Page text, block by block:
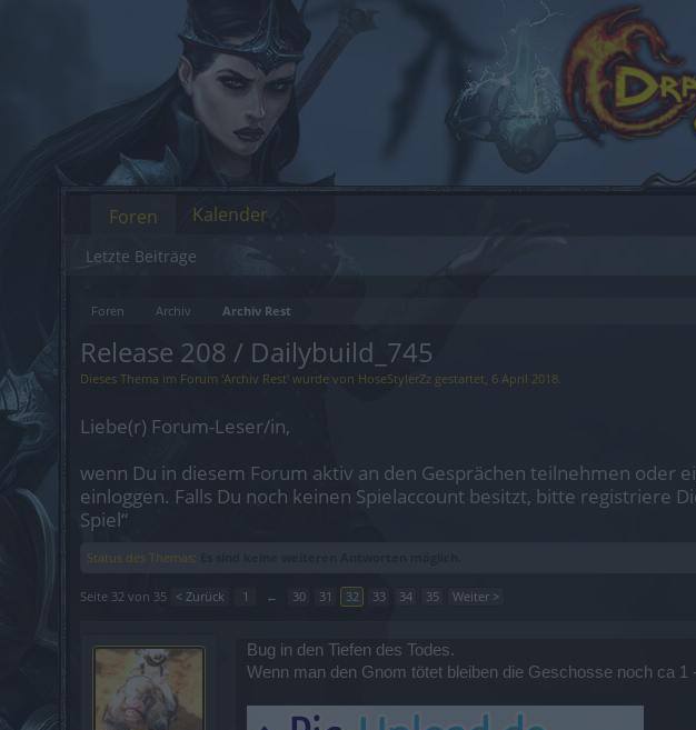
Foren Archiv Archiv Rest
Release 208 / Dailybuild_745
Dieses Thema im Forum 'Archiv Rest' wurde von HoseStylerZz gestartet, 6 April 2018.
Liebe(r) Forum-Leser/in,
wenn Du in diesem Forum aktiv an den Gesprächen teilnehmen oder
einloggen. Falls Du noch keinen Spielaccount besitzt, bitte registriere
Spiel“
Status des Themas:
Seite 32 von 35 < Zurück 1 ← 30 31 32 33 34 35 Weiter >
Bug in den Tiefen des Todes.
Wenn man den Gnom tötet bleiben die Geschosse noch ca 1
Foren
Letzte Beiträge
Kalender